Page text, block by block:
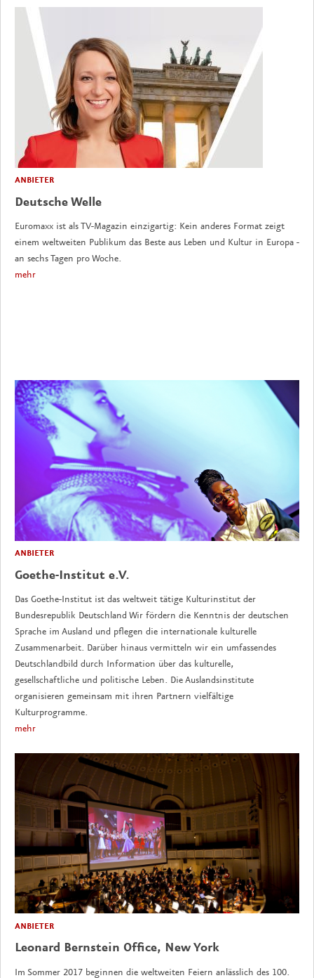
ANBIETER
Deutsche Welle
Euromaxx ist als TV-Magazin einzigartig: Kein anderes Format zeigt
einem weltweiten Publikum das Beste aus Leben und Kultur in Europa -
an sechs Tagen pro Woche.
mehr
ANBIETER
Goethe-Institut e.V.
Das Goethe-Institut ist das weltweit tätige Kulturinstitut der
Bundesrepublik Deutschland Wir fördern die Kenntnis der deutschen
Sprache im Ausland und pflegen die internationale kulturelle
Zusammenarbeit. Darüber hinaus vermitteln wir ein umfassendes
Deutschlandbild durch Information über das kulturelle,
gesellschaftliche und politische Leben. Die Auslandsinstitute
organisieren gemeinsam mit ihren Partnern vielfältige
Kulturprogramme.
mehr
ANBIETER
Leonard Bernstein Office, New York
Im Sommer 2017 beginnen die weltweiten Feiern anlässlich des 100.